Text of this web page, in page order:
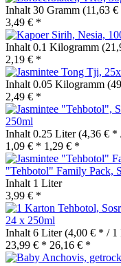
Inhalt 30 Gramm (11,63
3,49 € *
Inhalt 0.1 Kilogramm
2,19 € *
Inhalt 0.05 Kilogramm
2,49 € *
250ml
Inhalt 0.25 Liter(4,36 € *
1,09 € * 1,29 € *
"Tehbotol" Family Pack,
Inhalt 1 Liter
3,99 € *
24 x 250ml
Inhalt 6 Liter(4,00 € * / 1
23,99 € * 26,16 € *